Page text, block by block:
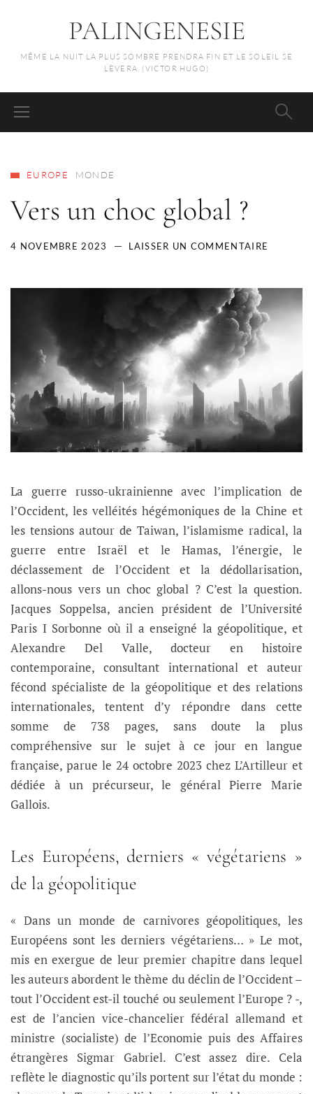
PALINGENESIE
MÊME LA NUIT LA PLUS SOMBRE PRENDRA FIN ET LE SOLEIL SE
LÈVERA. (VICTOR HUGO)
EUROPE MONDE
Vers un choc global ?
4 NOVEMBRE 2023 LAISSER UN COMMENTAIRE
La guerre russo-ukrainienne avec l’implication de
l’Occident, les velléités hégémoniques de la Chine et
les tensions autour de Taiwan, l’islamisme radical, la
guerre entre Israël et le Hamas, l’énergie, le
déclassement de l’Occident et la dédollarisation,
allons-nous vers un choc global ? C’est la question.
Jacques Soppelsa, ancien président de l’Université
Paris I Sorbonne où il a enseigné la géopolitique, et
Alexandre Del Valle, docteur en histoire
contemporaine, consultant international et auteur
fécond spécialiste de la géopolitique et des relations
internationales, tentent d’y répondre dans cette
somme de 738 pages, sans doute la plus
compréhensive sur le sujet à ce jour en langue
française, parue le 24 octobre 2023 chez L’Artilleur et
dédiée à un précurseur, le général Pierre Marie
Gallois.
Les Européens, derniers « végétariens »
de la géopolitique
« Dans un monde de carnivores géopolitiques, les
Européens sont les derniers végétariens… » Le mot,
mis en exergue de leur premier chapitre dans lequel
les auteurs abordent le thème du déclin de l’Occident –
tout l’Occident est-il touché ou seulement l’Europe ? -,
est de l’ancien vice-chancelier fédéral allemand et
ministre (socialiste) de l’Economie puis des Affaires
étrangères Sigmar Gabriel. C’est assez dire. Cela
reflète le diagnostic qu’ils portent sur l’état du monde :